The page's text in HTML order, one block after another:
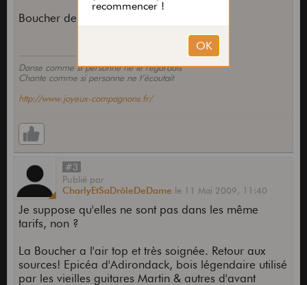
Boucher devrait être un cran au dessus !!
Danse comme si personne ne te regardais
Chante comme si personne ne t’écoutait
http://www.joyeux-compagnons.fr/
#3
Publié par
CharlyEtSaDrôleDeDame le 11 Mai 2009, 11:40
Je suppose qu'elles ne sont pas dans les même
tarifs, non ?
La Boucher a l'air top et très soignée. Retour aux
sources! Epicéa d'Adirondack, bois légendaire utilisé
par les vieilles guitares Martin & autres d'avant